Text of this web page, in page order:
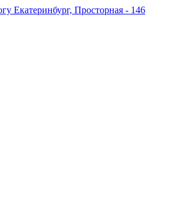
Екатеринбург, Просторная - 146